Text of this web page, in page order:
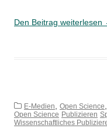
Den Beitrag weiterlesen
–
E-Medien, Open Science,
Open Science Publizieren
Wissenschaftliches